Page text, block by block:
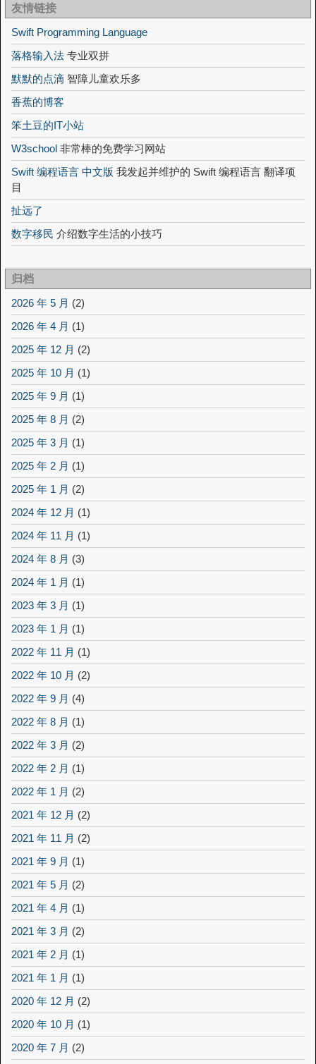
友情链接
Swift Programming Language
落格输入法 专业双拼
默默的点滴 智障儿童欢乐多
香蕉的博客
笨土豆的IT小站
W3school 非常棒的免费学习网站
Swift 编程语言 中文版 我发起并维护的 Swift 编程语言 翻译项
目
扯远了
数字移民 介绍数字生活的小技巧
归档
2026 年 5 月 (2)
2026 年 4 月 (1)
2025 年 12 月 (2)
2025 年 10 月 (1)
2025 年 9 月 (1)
2025 年 8 月 (2)
2025 年 3 月 (1)
2025 年 2 月 (1)
2025 年 1 月 (2)
2024 年 12 月 (1)
2024 年 11 月 (1)
2024 年 8 月 (3)
2024 年 1 月 (1)
2023 年 3 月 (1)
2023 年 1 月 (1)
2022 年 11 月 (1)
2022 年 10 月 (2)
2022 年 9 月 (4)
2022 年 8 月 (1)
2022 年 3 月 (2)
2022 年 2 月 (1)
2022 年 1 月 (2)
2021 年 12 月 (2)
2021 年 11 月 (2)
2021 年 9 月 (1)
2021 年 5 月 (2)
2021 年 4 月 (1)
2021 年 3 月 (2)
2021 年 2 月 (1)
2021 年 1 月 (1)
2020 年 12 月 (2)
2020 年 10 月 (1)
2020 年 7 月 (2)